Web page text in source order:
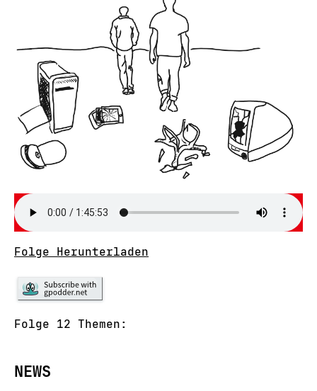
Folge Herunterladen
Folge 12 Themen:
NEWS